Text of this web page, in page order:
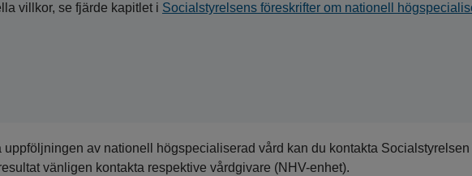
villkor, se fjärde kapitlet i Socialstyrelsens föreskrifter om nationell
uppföljningen av nationell högspecialiserad vård kan du kontakta
vänligen kontakta respektive vårdgivare (NHV-enhet).